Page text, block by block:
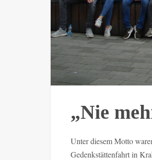
„Nie
Unter diesem Motto
Gedenkstättenfahrt in